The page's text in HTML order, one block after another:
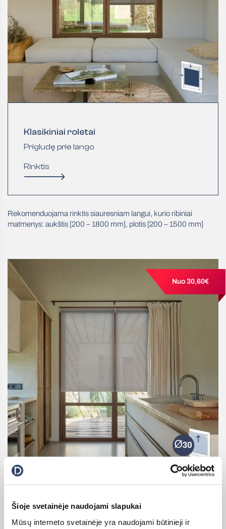
Šioje svetainėje naudojami slapukai
Mūsų interneto svetainėje yra naudojami būtinieji ir
Klasikiniai roletai
Prigludę prie lango
Rinktis
Rekomenduojama rinktis siauresniam langui, kurio ribiniai
matmenys: aukštis [200 – 1800 mm], plotis [200 – 1500 mm]
Nuo 30,60€